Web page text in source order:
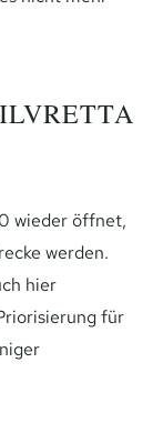
wieder öffnet,
werden.
hier
für